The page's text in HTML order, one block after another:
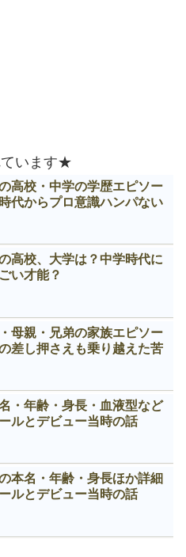
います★
高校・中学の学歴エピソー
代からプロ意識ハンパない
高校、大学は？中学時代に
い才能？
母親・兄弟の家族エピソー
差し押さえも乗り越えた苦
・年齢・身長・血液型など
ルとデビュー当時の話
本名・年齢・身長ほか詳細
ルとデビュー当時の話